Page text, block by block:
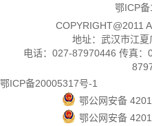
鄂ICP
COPYRIGHT@2011
地址：武汉市江
电话：027-87970446 传真
鄂ICP备20005317号-1
鄂公网安备
鄂公网安备